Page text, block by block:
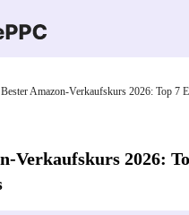
Bester Amazon-Verkaufskurs 2026: Top 7
Verkaufskurs 2026: